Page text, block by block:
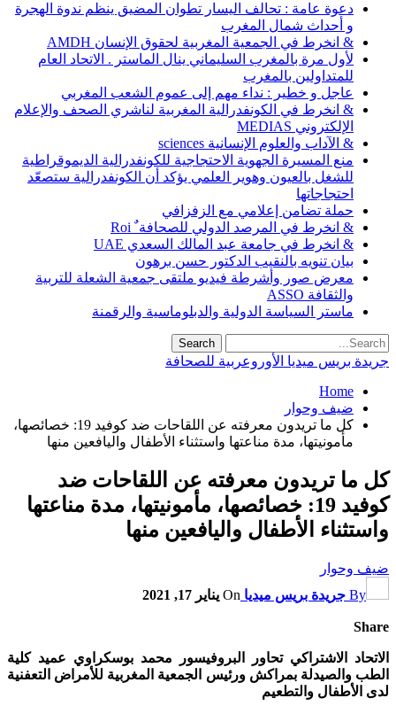
دعوة عامة : تحالف اليسار تطوان المضيق ينظم ندوة الهجرة
و أحداث شمال المغرب
& انخرط في الجمعية المغربية لحقوق الإنسان AMDH
لأول مرة بالمغرب السليماني ينال الماستر . الاتحاد العام
للمتداولين بالمغرب
عاجل و خطير : نداء مهم إلى عموم الشعب المغربي
& انخرط في الكونفدرالية المغربية لناشري الصحف والإعلام
الإلكتروني MEDIAS
& الآداب والعلوم الإنسانية sciences
منع المسيرة الجهوية الاحتجاجية للكونفدرالية الديموقراطية
للشغل بالعيون وهوير العلمي يؤكد أن الكونفدرالية ستصعّد
احتجاجاتها
حملة تضامن إعلامي مع الزفزافي
& انخرط في المرصد الدولي للصحافة ٌ Roi
& انخرط في جامعة عبد المالك السعدي UAE
بيان تنويه بالنقيب الدكتور حسن برهون
معرض صور وأشرطة فيديو ملتقى جمعية الشعلة للتربية
والثقافة ASSO
ماستر السياسة الدولية والدبلوماسية والرقمنة
جريدة بريس ميديا الأوروعربية للصحافة
Home
ضيف وحوار
كل ما تريدون معرفته عن اللقاحات ضد كوفيد 19: خصائصها،
مأمونيتها، مدة مناعتها واستثناء الأطفال واليافعين منها
كل ما تريدون معرفته عن اللقاحات ضد
كوفيد 19: خصائصها، مأمونيتها، مدة مناعتها
واستثناء الأطفال واليافعين منها
ضيف وحوار
By جريدة بريس ميديا On يناير 17, 2021
Share
الاتحاد الاشتراكي تحاور البروفيسور محمد بوسكراوي عميد كلية
الطب والصيدلة بمراكش ورئيس الجمعية المغربية للأمراض التعفنية
لدى الأطفال والتطعيم